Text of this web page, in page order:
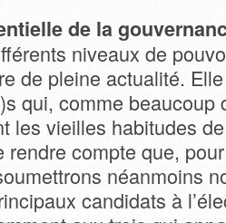
de la
niveaux de
de pleine actualité.
qui, comme beaucoup
les vieilles habitudes
rendre compte que,
néanmoins
candidats à